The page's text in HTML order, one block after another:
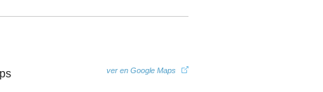
ver en Google Maps